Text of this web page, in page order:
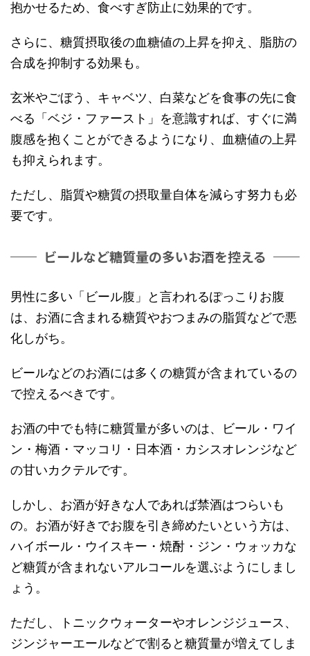
抱かせるため、食べすぎ防止に効果的です。
さらに、糖質摂取後の血糖値の上昇を抑え、脂肪の
合成を抑制する効果も。
玄米やごぼう、キャベツ、白菜などを食事の先に食
べる「ベジ・ファースト」を意識すれば、すぐに満
腹感を抱くことができるようになり、血糖値の上昇
も抑えられます。
ただし、脂質や糖質の摂取量自体を減らす努力も必
要です。
ビールなど糖質量の多いお酒を控える
男性に多い「ビール腹」と言われるぽっこりお腹
は、お酒に含まれる糖質やおつまみの脂質などで悪
化しがち。
ビールなどのお酒には多くの糖質が含まれているの
で控えるべきです。
お酒の中でも特に糖質量が多いのは、ビール・ワイ
ン・梅酒・マッコリ・日本酒・カシスオレンジなど
の甘いカクテルです。
しかし、お酒が好きな人であれば禁酒はつらいも
の。お酒が好きでお腹を引き締めたいという方は、
ハイボール・ウイスキー・焼酎・ジン・ウォッカな
ど糖質が含まれないアルコールを選ぶようにしまし
ょう。
ただし、トニックウォーターやオレンジジュース、
ジンジャーエールなどで割ると糖質量が増えてしま